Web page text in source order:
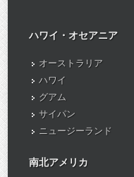
ハワイ・オセアニア
オーストラリア
ハワイ
グアム
サイパン
ニュージーランド
南北アメリカ